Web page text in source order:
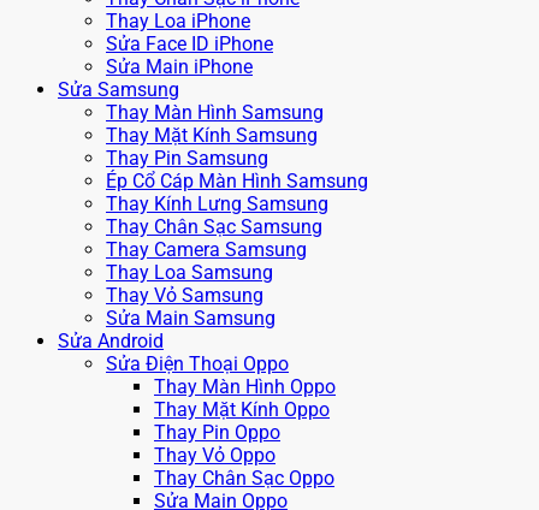
Thay Loa iPhone
Sửa Face ID iPhone
Sửa Main iPhone
Sửa Samsung
Thay Màn Hình Samsung
Thay Mặt Kính Samsung
Thay Pin Samsung
Ép Cổ Cáp Màn Hình Samsung
Thay Kính Lưng Samsung
Thay Chân Sạc Samsung
Thay Camera Samsung
Thay Loa Samsung
Thay Vỏ Samsung
Sửa Main Samsung
Sửa Android
Sửa Điện Thoại Oppo
Thay Màn Hình Oppo
Thay Mặt Kính Oppo
Thay Pin Oppo
Thay Vỏ Oppo
Thay Chân Sạc Oppo
Sửa Main Oppo